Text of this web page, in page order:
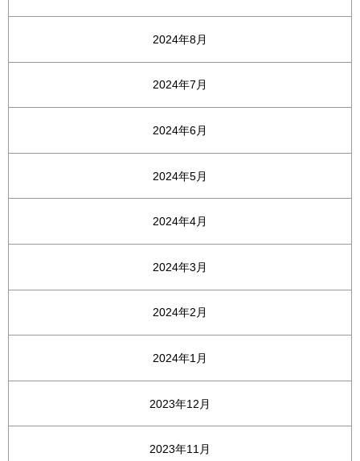
2024年8月
2024年7月
2024年6月
2024年5月
2024年4月
2024年3月
2024年2月
2024年1月
2023年12月
2023年11月